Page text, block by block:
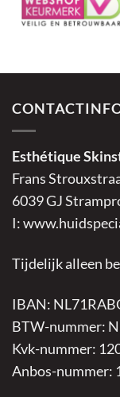
Esthétique
Frans
6039 GJ
I:
Tijdelijk alleen
IBAN:
BTW-nummer:
Kvk-nummer:
Anbos-nummer: